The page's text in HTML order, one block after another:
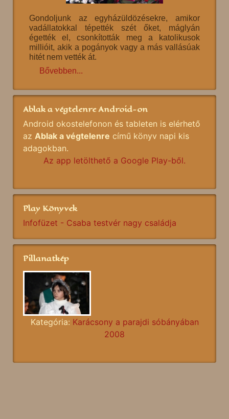
Gondoljunk az egyházüldözésekre, amikor
vadállatokkal tépették szét őket, máglyán
égették el, csonkították meg a katolikusok
millióit, akik a pogányok vagy a más vallásúak
hitét nem vették át.
Bővebben...
Ablak a végtelenre Android-on
Android okostelefonon és tableten is elérhető
az Ablak a végtelenre című könyv napi kis
adagokban.
Az app letölthető a Google Play-ből.
Play Könyvek
Infofüzet - Csaba testvér nagy családja
Pillanatkép
Kategória: Karácsony a parajdi sóbányában
2008